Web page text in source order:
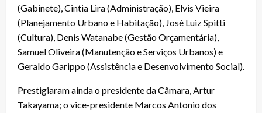
(Gabinete), Cintia Lira (Administração), Elvis Vieira
(Planejamento Urbano e Habitação), José Luiz Spitti
(Cultura), Denis Watanabe (Gestão Orçamentária),
Samuel Oliveira (Manutenção e Serviços Urbanos) e
Geraldo Garippo (Assistência e Desenvolvimento Social).
Prestigiaram ainda o presidente da Câmara, Artur
Takayama; o vice-presidente Marcos Antonio dos